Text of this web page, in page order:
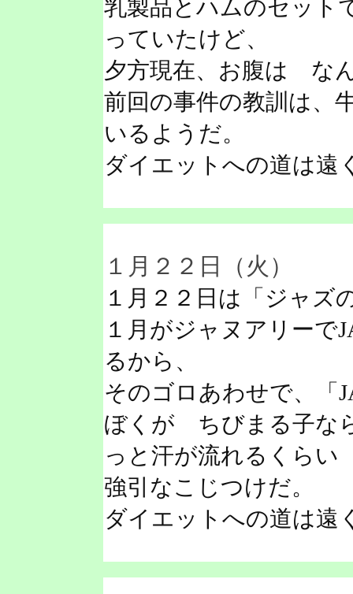
乳製品とハムのセット
っていたけど、
夕方現在、お腹は な
前回の事件の教訓は、
いるようだ。
ダイエットへの道は遠
１月２２日（火）
１月２２日は「ジャズ
１月がジャヌアリーで
るから、
そのゴロあわせで、「
ぼくが ちびまる子な
っと汗が流れるくらい
強引なこじつけだ。
ダイエットへの道は遠